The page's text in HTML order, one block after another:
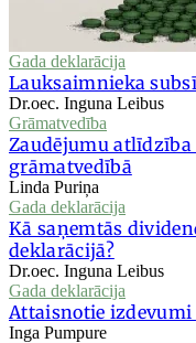
Gada deklarācija
Lauksaimnieka
Dr.oec. Inguna Leibus
Grāmatvedība
Zaudējumu
grāmatvedībā
Linda Puriņa
Gada deklarācija
Kā saņemtās
deklarācijā?
Dr.oec. Inguna Leibus
Gada deklarācija
Attaisnotie
Inga Pumpure